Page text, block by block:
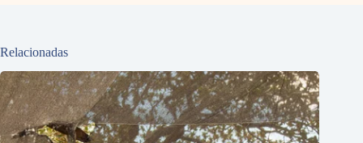
Relacionadas